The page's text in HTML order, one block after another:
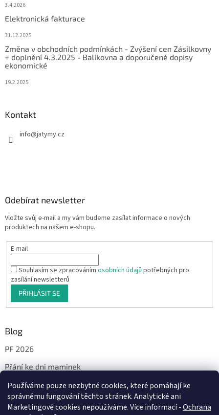
Používáme pouze nezbytné cookies, které pomáhají ke
správnému fungování těchto stránek. Analytické ani
Marketingové cookies nepoužíváme. Více informací -Ochrana
3.4.2026
Elektronická fakturace
31.12.2025
Změna v obchodních podmínkách - Zvýšení cen Zásilkovny
+ doplnění 4.3.2025 - Balíkovna a doporučené dopisy
ekonomické
19.2.2025
Kontakt
info@jatymy.cz
Odebírat newsletter
Vložte svůj e-mail a my vám budeme zasílat informace o nových
produktech na našem e-shopu.
E-mail
Souhlasím se zpracovánímosobních údajůpotřebných pro
zasílání newsletterů
PŘIHLÁSIT SE
Blog
PF 2026
Přání ke dni maminek
Facebook